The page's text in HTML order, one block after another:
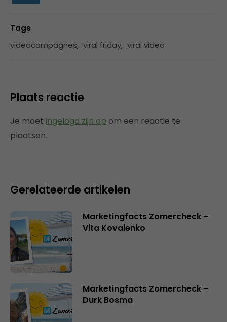
Tags
videocampagnes, viral friday, viral video
Plaats reactie
Je moet ingelogd zijn op om een reactie te
plaatsen.
Gerelateerde artikelen
Marketingfacts Zomercheck –
Vita Kovalenko
Marketingfacts Zomercheck –
Durk Bosma